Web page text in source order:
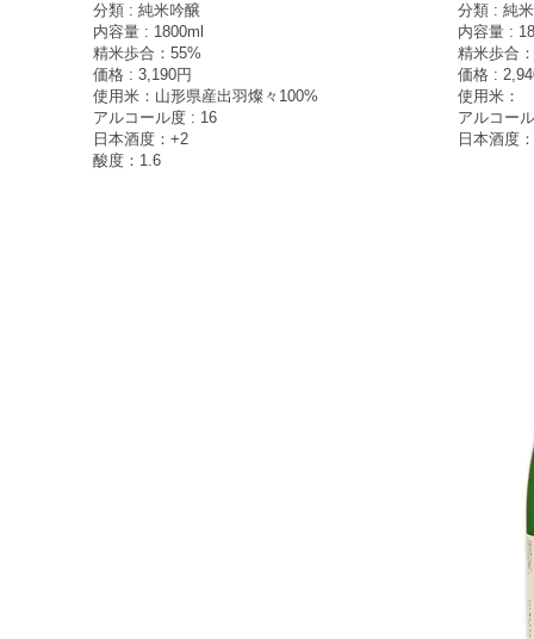
分類 : 純米吟醸
内容量 : 1800ml
​精米歩合：55%
価格 : 3,190円
使用米：山形県産出羽燦々100%
アルコール度 : 16
日本酒度：+2
酸度：1.6
分類 : 純
内容量 :
精米歩合
価格 :
使用米：
アルコー
日本酒度